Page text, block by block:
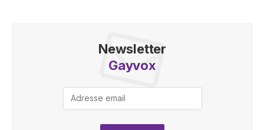
Newsletter
Gayvox